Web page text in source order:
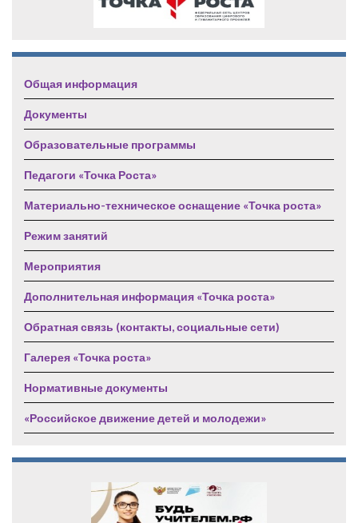
Общая информация
Документы
Образовательные программы
Педагоги «Точка Роста»
Материально-техническое оснащение «Точка роста»
Режим занятий
Мероприятия
Дополнительная информация «Точка роста»
Обратная связь (контакты, социальные сети)
Галерея «Точка роста»
Нормативные документы
«Российское движение детей и молодежи»